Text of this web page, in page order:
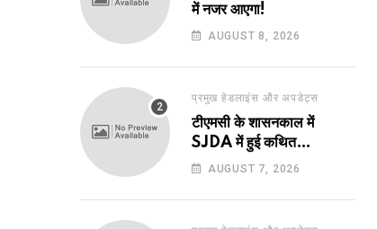
में नजर आएगा!
AUGUST 8, 2026
प्रमुख हेडलाइंस और अपडेट्स
टीएमसी के शासनकाल में
SJDA में हुई कथित
अनियमितता व भ्रष्टाचार की
नए अवतार में लौटा SJDA!
AUGUST 7, 2026